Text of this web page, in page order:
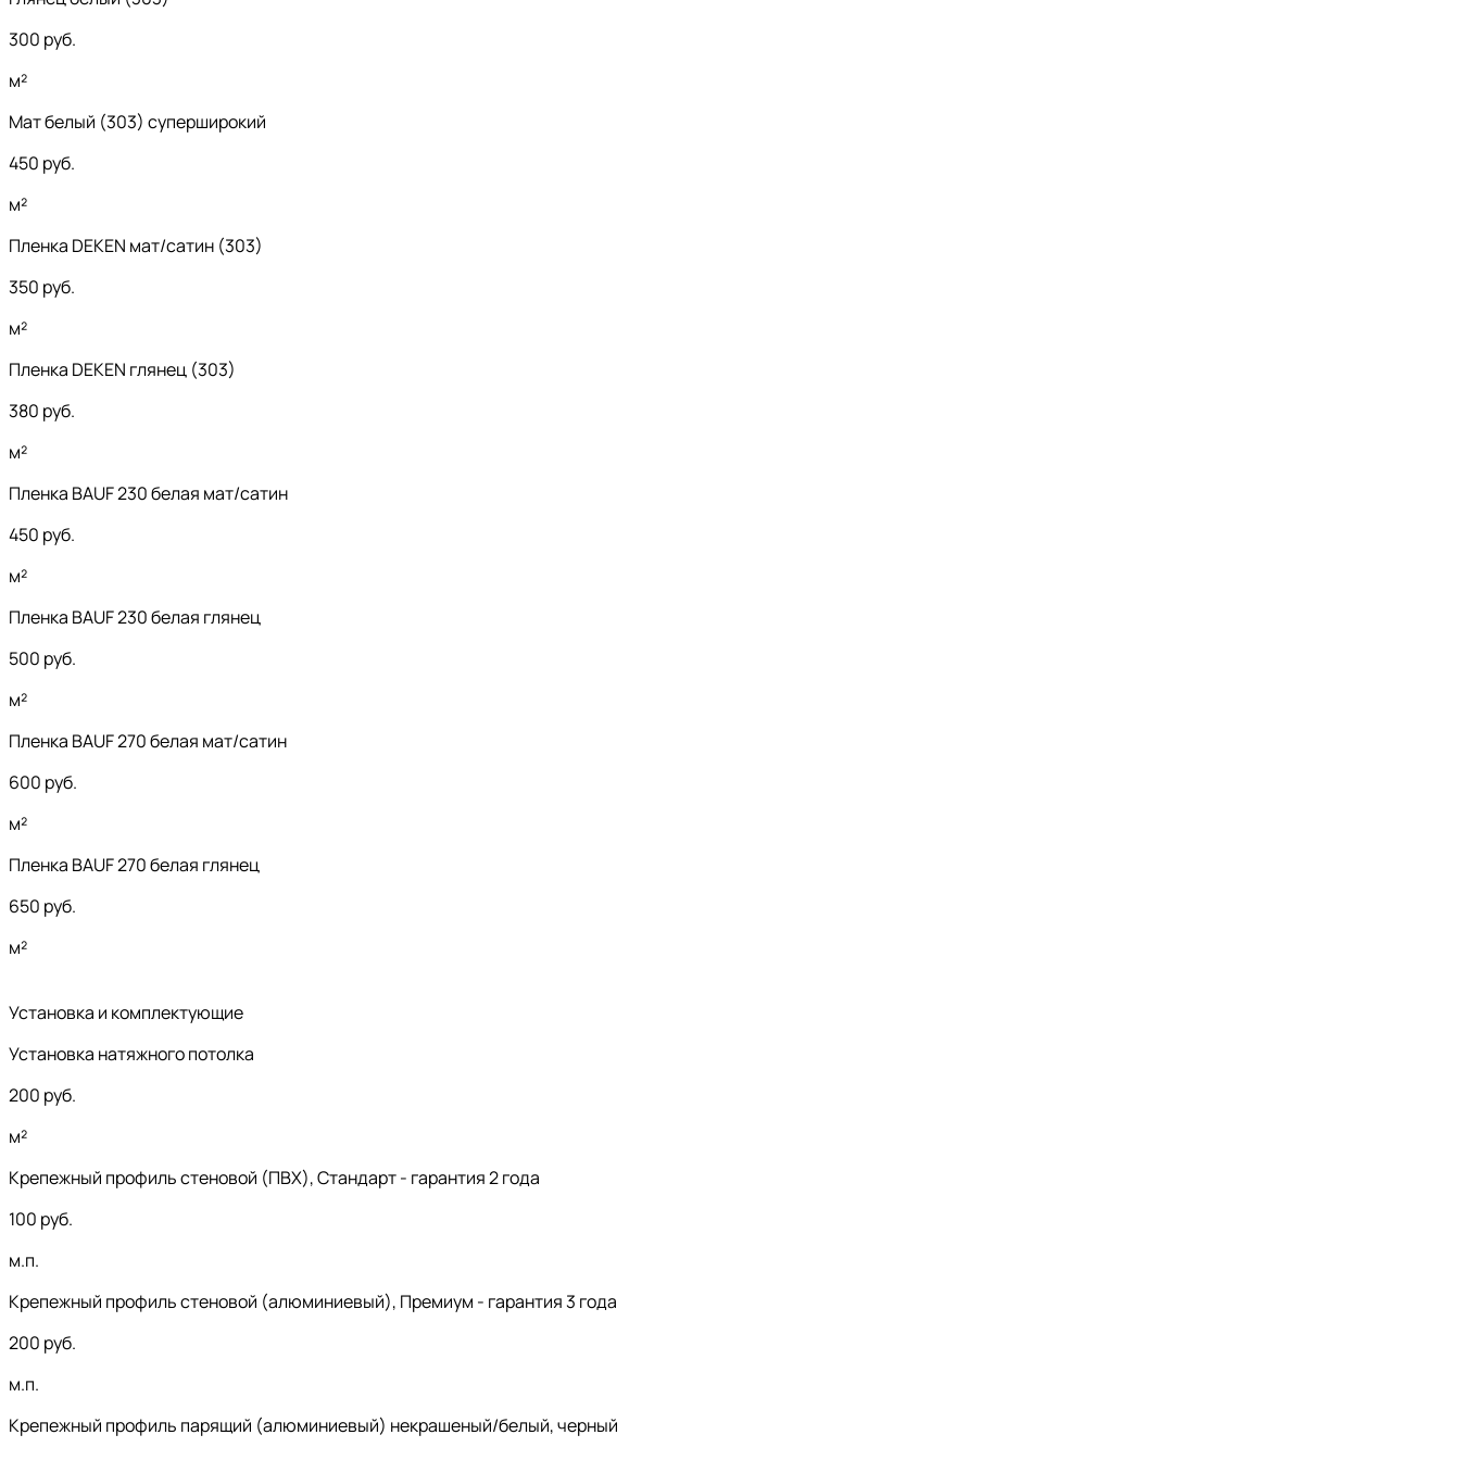
300 руб.
м²
Мат белый (303) суперширокий
450 руб.
м²
Пленка DEKEN мат/сатин (303)
350 руб.
м²
Пленка DEKEN глянец (303)
380 руб.
м²
Пленка BAUF 230 белая мат/сатин
450 руб.
м²
Пленка BAUF 230 белая глянец
500 руб.
м²
Пленка BAUF 270 белая мат/сатин
600 руб.
м²
Пленка BAUF 270 белая глянец
650 руб.
м²
Установка и комплектующие
Установка натяжного потолка
200 руб.
м²
Крепежный профиль стеновой (ПВХ), Стандарт - гарантия 2 года
100 руб.
м.п.
Крепежный профиль стеновой (алюминиевый), Премиум - гарантия 3 года
200 руб.
м.п.
Крепежный профиль парящий (алюминиевый) некрашеный/белый, черный